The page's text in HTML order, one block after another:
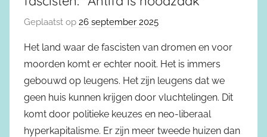
Geplaatst op 26 september 2025
Het land waar de fascisten van dromen en voor
moorden komt er echter nooit. Het is immers
gebouwd op leugens. Het zijn leugens dat we
geen huis kunnen krijgen door vluchtelingen. Dit
komt door politieke keuzes en neo-liberaal
hyperkapitalisme. Er zijn meer tweede huizen dan